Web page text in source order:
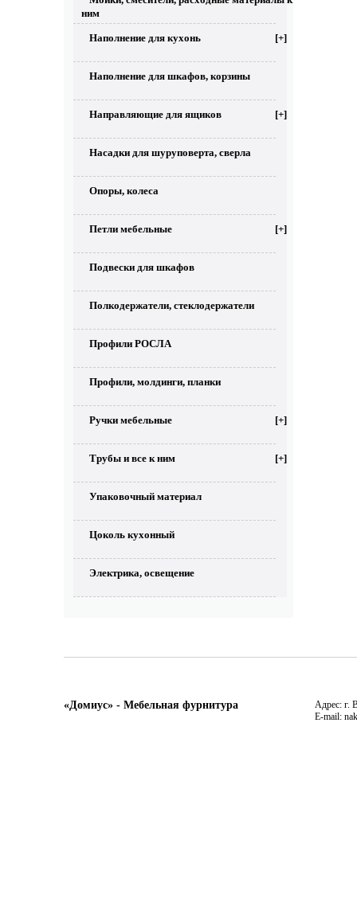
ним
Наполнение для кухонь [+]
Наполнение для шкафов, корзины
Направляющие для ящиков [+]
Насадки для шуруповерта, сверла
Опоры, колеса
Петли мебельные [+]
Подвески для шкафов
Полкодержатели, стеклодержатели
Профили РОСЛА
Профили, молдинги, планки
Ручки мебельные [+]
Трубы и все к ним [+]
Упаковочный материал
Цоколь кухонный
Электрика, освещение
«Домиус» - Мебельная фурнитура
Адрес: г.
E-mail: